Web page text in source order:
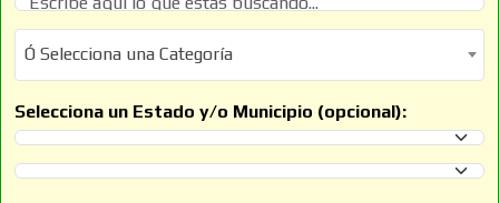
Ó Selecciona una Categoría
Ó Selecciona una Categoría
Selecciona un Estado y/o Municipio (opcional):
Selecciona un Estado
Selecciona un Municipio